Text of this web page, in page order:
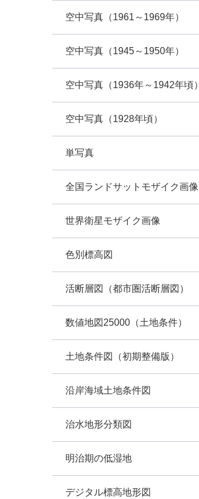
空中写真（1961～1969年）
空中写真（1945～1950年）
空中写真（1936年～1942年頃）
空中写真（1928年頃）
単写真
全国ランドサットモザイク画像
世界衛星モザイク画像
色別標高図
活断層図（都市圏活断層図）
数値地図25000（土地条件）
土地条件図（初期整備版）
沿岸海域土地条件図
治水地形分類図
明治期の低湿地
デジタル標高地形図